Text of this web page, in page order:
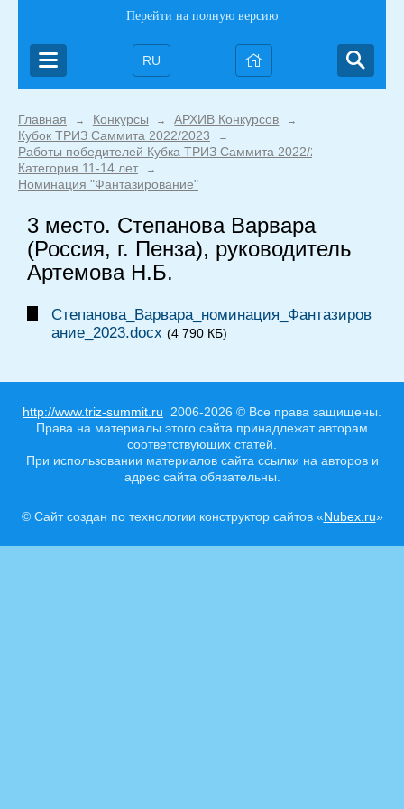
Перейти на полную версию
RU
Главная → Конкурсы → АРХИВ Конкурсов →
Кубок ТРИЗ Саммита 2022/2023 →
Работы победителей Кубка ТРИЗ Саммита 2022/2023
Категория 11-14 лет →
Номинация "Фантазирование"
3 место. Степанова Варвара
(Россия, г. Пенза), руководитель
Артемова Н.Б.
Степанова_Варвара_номинация_Фантазиров
ание_2023.docx (4 790 КБ)
http://www.triz-summit.ru 2006-2026 © Все права защищены.
Права на материалы этого сайта принадлежат авторам
соответствующих статей.
При использовании материалов сайта ссылки на авторов и
адрес сайта обязательны.
© Сайт создан по технологии конструктор сайтов «Nubex.ru»